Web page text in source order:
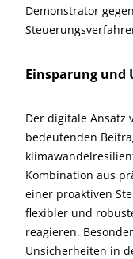
Demonstrator
Einsparung und
Der digitale Ansatz
bedeutenden
Kombination aus
einer proaktiven
flexibler und
reagieren.
Unsicherheiten in